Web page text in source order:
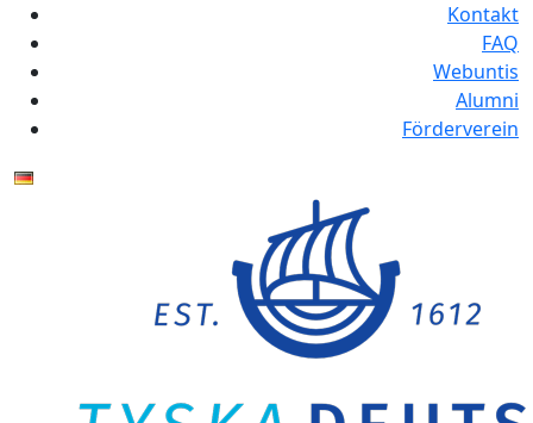
Kontakt
FAQ
Webuntis
Alumni
Förderverein